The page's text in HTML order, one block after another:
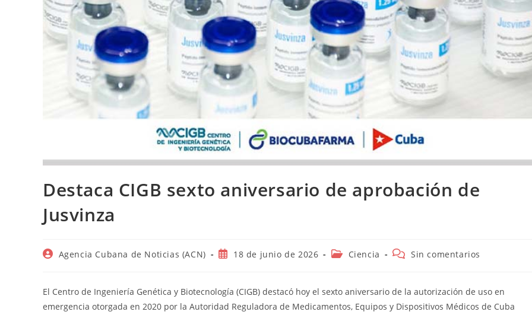
Destaca CIGB sexto aniversario de aprobación de
Jusvinza
Autor
entrada:
Agencia Cubana de Noticias (ACN)
Publicación
entrada:
18 de junio de 2026
Categoría
entrada:
Ciencia
Comentarios
entrada:
Sin comentarios
El Centro de Ingeniería Genética y Biotecnología (CIGB) destacó hoy el sexto aniversario de la autorización de uso en
emergencia otorgada en 2020 por la Autoridad Reguladora de Medicamentos, Equipos y Dispositivos Médicos de Cuba